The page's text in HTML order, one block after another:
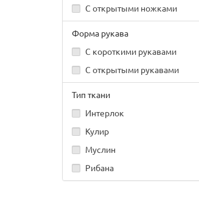
С открытыми ножками
Форма рукава
С короткими рукавами
С открытыми рукавами
Тип ткани
Интерлок
Кулир
Муслин
Рибана